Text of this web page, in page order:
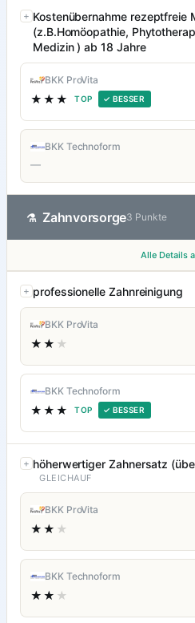
Kostenübernahme rezeptfreie
(z.B.Homöopathie,
Medizin ) ab 18 Jahre
BKK ProVita
★★★ TOP ✓ BESSER
BKK Technoform
—
⚗ Zahnvorsorge3 Punkte
Alle Details
professionelle Zahnreinigung
BKK ProVita
★★ ★
BKK Technoform
★★★ TOP ✓ BESSER
höherwertiger Zahnersatz
GLEICHAUF
BKK ProVita
★★ ★
BKK Technoform
★★ ★